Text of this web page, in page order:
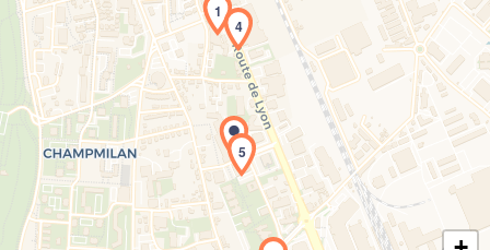
Chargement de la carte en cours...
1
4
5